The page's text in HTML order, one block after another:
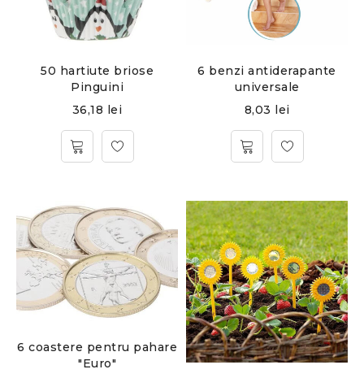
50 hartiute briose
Pinguini
36,18 lei
6 benzi antiderapante
universale
8,03 lei
6 coastere pentru pahare
"Euro"